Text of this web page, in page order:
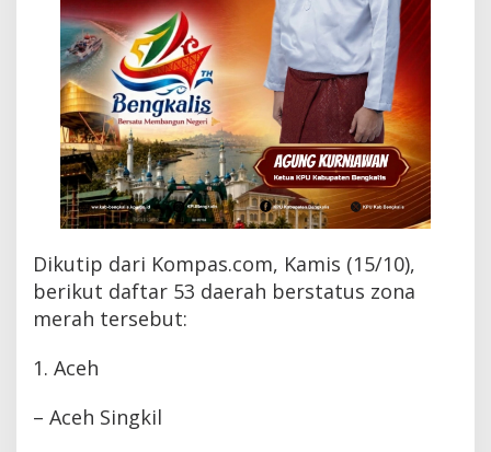
1
9
Dikutip dari Kompas.com, Kamis (15/10),
berikut daftar 53 daerah berstatus zona
merah tersebut:
1. Aceh
– Aceh Singkil